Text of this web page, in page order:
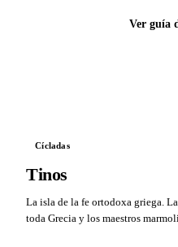
Ver guía
Cícladas
Tinos
La isla de la fe ortodoxa griega.
toda Grecia y los maestros